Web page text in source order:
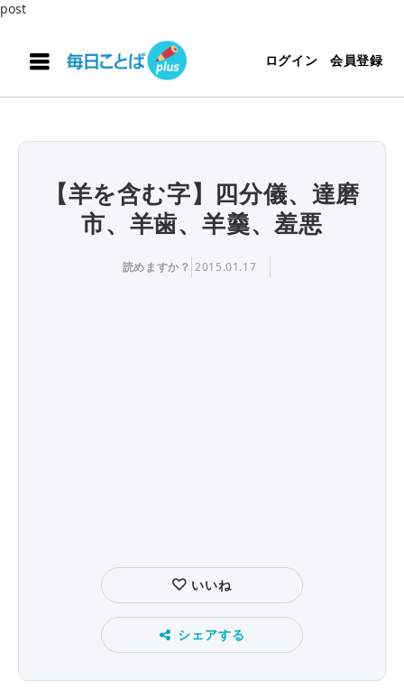
post
ログイン 会員登録
【羊を含む字】四分儀、達磨
市、羊歯、羊羹、羞悪
読めますか？ 2015.01.17
いいね
シェアする